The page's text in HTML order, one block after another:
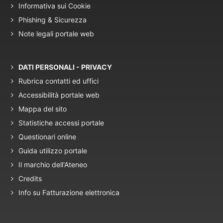
Informativa sui Cookie
Phishing & Sicurezza
Note legali portale web
DATI PERSONALI - PRIVACY
Rubrica contatti ed uffici
Accessibilità portale web
Mappa del sito
Statistiche accessi portale
Questionari online
Guida utilizzo portale
Il marchio dell'Ateneo
Credits
Info su Fatturazione elettronica